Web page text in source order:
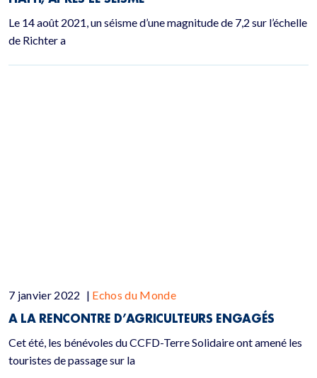
Le 14 août 2021, un séisme d’une magnitude de 7,2 sur l’échelle
de Richter a
7 janvier 2022 | Echos du Monde
A LA RENCONTRE D’AGRICULTEURS ENGAGÉS
Cet été, les bénévoles du CCFD-Terre Solidaire ont amené les
touristes de passage sur la